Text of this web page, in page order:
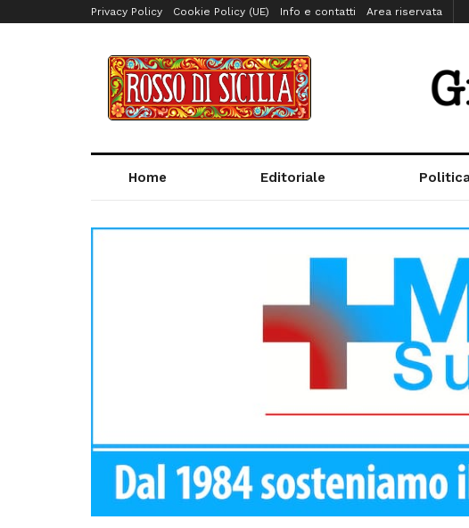
Privacy Policy Cookie Policy (UE) Info e contatti Area riservata
Home Editoriale